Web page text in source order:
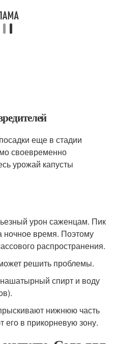
еще в стадии
своевременно
урожай капусты
урон саженцам. Пик
ночное время. Поэтому
распространения.
решить проблемы.
спирт и воду
нижнюю часть
его в прикорневую зону.